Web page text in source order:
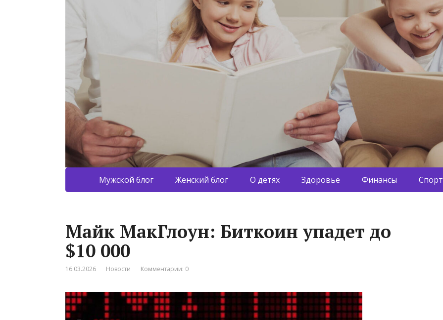
Мужской блог Женский блог О детях Здоровье Финансы Спорт
Майк МакГлоун: Биткоин упадет до
$10 000
16.03.2026 Новости Комментарии: 0